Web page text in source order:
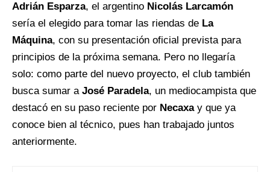
Adrián Esparza, el argentino Nicolás Larcamón
sería el elegido para tomar las riendas de La
Máquina, con su presentación oficial prevista para
principios de la próxima semana. Pero no llegaría
solo: como parte del nuevo proyecto, el club también
busca sumar a José Paradela, un mediocampista que
destacó en su paso reciente por Necaxay que ya
conoce bien al técnico, pues han trabajado juntos
anteriormente.